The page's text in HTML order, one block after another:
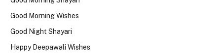
Good Morning Wishes
Good Night Shayari
Happy Deepawali Wishes